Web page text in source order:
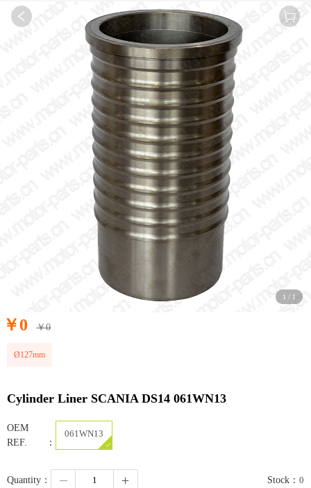
1 / 1
￥0 ￥0
Ø127mm
Cylinder Liner SCANIA DS14 061WN13
OEM
REF.：
061WN13
Quantity： Stock： 0